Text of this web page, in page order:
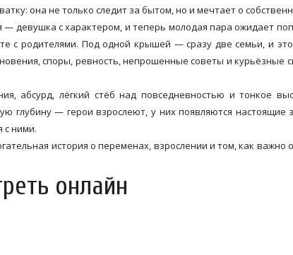
она не только следит за бытом, но и мечтает о
— девушка с характером, и теперь молодая пара ожидает
с родителями. Под одной крышей — сразу две семьи, и
споры, ревность, непрошенные советы и курьёзные
абсурд, лёгкий стёб над повседневностью и тонкое
глубину — герои взрослеют, у них появляются настоящие
с ними.
история о переменах, взрослении и том, как важно
онлайн